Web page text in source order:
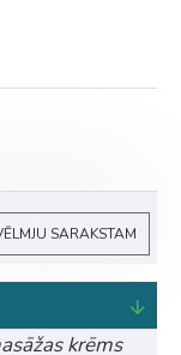
SARAKSTAM
krēms